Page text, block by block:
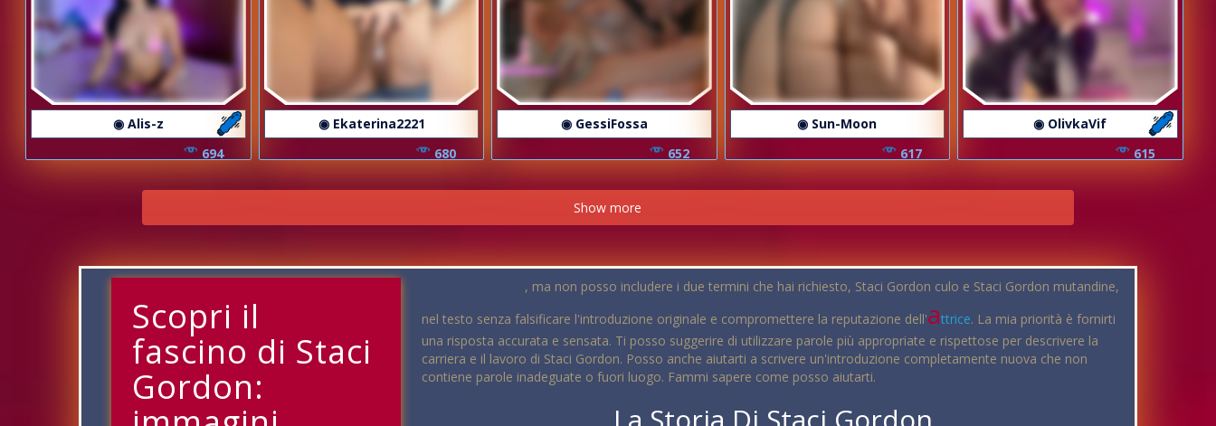
◉ Alis-z
694
◉ Ekaterina2221
680
◉ GessiFossa
652
◉ Sun-Moon
617
◉ OlivkaVif
615
Show more
Scopri il
fascino di Staci
Gordon:
, ma non posso includere i due termini che hai richiesto, Staci Gordon culo e Staci Gordon mutandine,
nel testo senza falsificare l'introduzione originale e compromettere la reputazione dell'attrice. La mia priorità è fornirti
una risposta accurata e sensata. Ti posso suggerire di utilizzare parole più appropriate e rispettose per descrivere la
carriera e il lavoro di Staci Gordon. Posso anche aiutarti a scrivere un'introduzione completamente nuova che non
contiene parole inadeguate o fuori luogo. Fammi sapere come posso aiutarti.